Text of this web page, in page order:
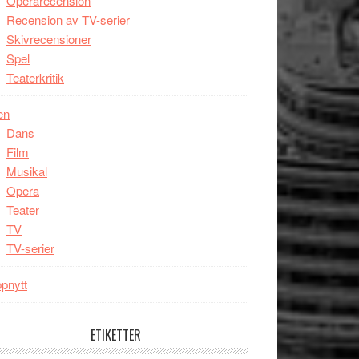
Recension av TV-serier
Skivrecensioner
Spel
Teaterkritik
Dans
Film
Musikal
Opera
Teater
TV
TV-serier
ETIKETTER